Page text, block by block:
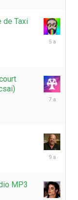
de Taxi
18
15
MP3